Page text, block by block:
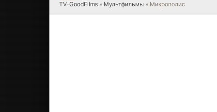
TV-GoodFilms » Мультфильмы » Микрополис